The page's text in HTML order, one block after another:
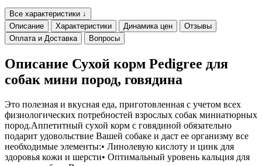
Все характеристики ↓
Описание
Характеристики Динамика цен
Отзывы
Оплата и Доставка
Вопросы
Описание Сухой корм Pedigree для
собак мини пород, говядина
Это полезная и вкусная еда, приготовленная с учетом всех
физиологических потребностей взрослых собак миниатюрных
пород.Аппетитный сухой корм с говядиной обязательно
подарит удовольствие Вашей собаке и даст ее организму все
необходимые элементы:• Линолевую кислоту и цинк для
здоровья кожи и шерсти• Оптимальный уровень кальция для